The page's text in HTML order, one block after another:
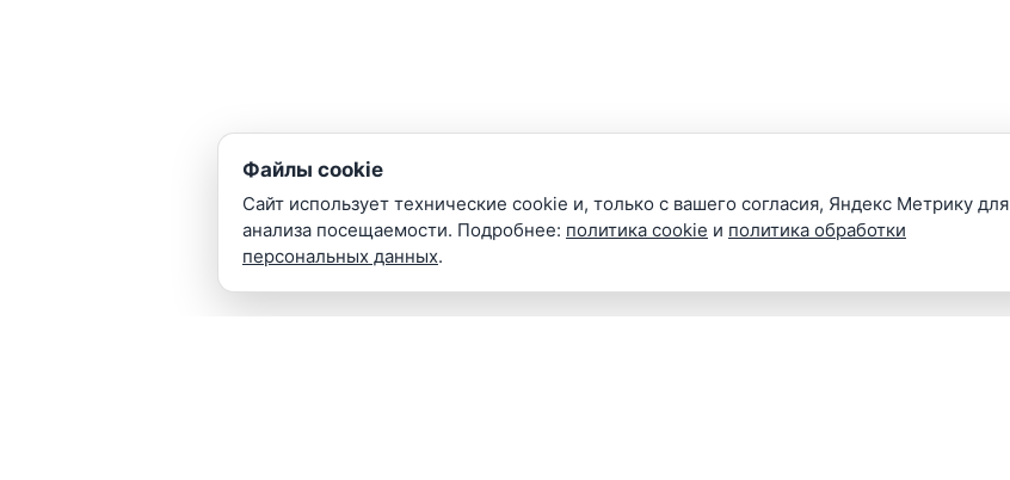
Файлы cookie
Сайт использует технические cookie и, только с вашего согласия, Яндекс Метрику для
анализа посещаемости. Подробнее: политика cookie и политика обработки
персональных данных.